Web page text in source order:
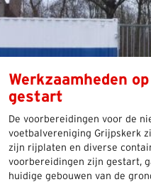
Werkzaamheden
gestart
De voorbereidingen voor de
voetbalvereniging Grijpskerk
zijn rijplaten en diverse
voorbereidingen zijn gestart,
huidige gebouwen van de